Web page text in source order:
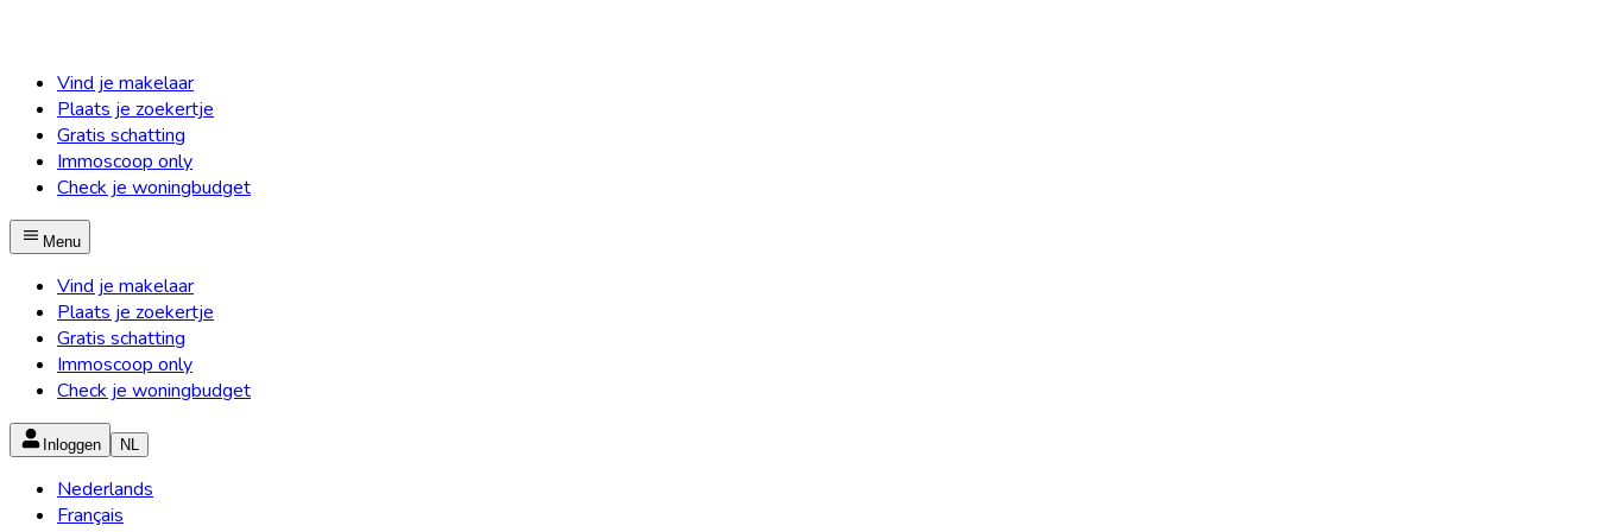
Vind je makelaar
Plaats je zoekertje
Gratis schatting
Immoscoop only
Check je woningbudget
Menu
Vind je makelaar
Plaats je zoekertje
Gratis schatting
Immoscoop only
Check je woningbudget
Inloggen NL
Nederlands
Français